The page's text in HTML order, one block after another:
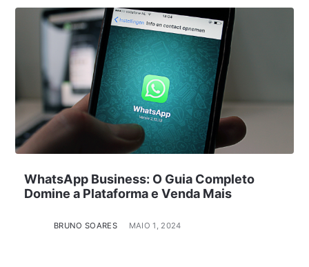
WhatsApp Business: O Guia Completo
Domine a Plataforma e Venda Mais
BRUNO SOARES MAIO 1, 2024